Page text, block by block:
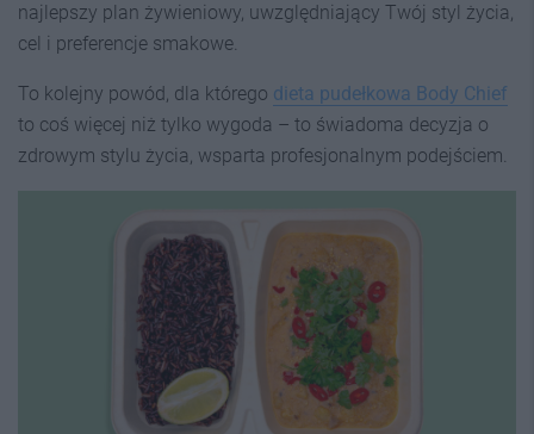
najlepszy plan żywieniowy, uwzględniający Twój styl życia,
cel i preferencje smakowe.
To kolejny powód, dla którego dieta pudełkowa Body Chief
to coś więcej niż tylko wygoda – to świadoma decyzja o
zdrowym stylu życia, wsparta profesjonalnym podejściem.